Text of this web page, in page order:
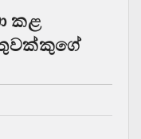
කළ